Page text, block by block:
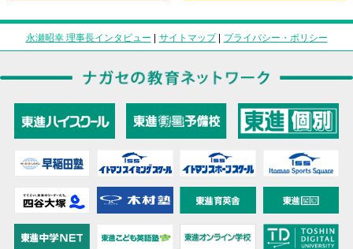
永瀬昭幸 理事長インタビュー | サイトマップ| プライバシー・ポリシー